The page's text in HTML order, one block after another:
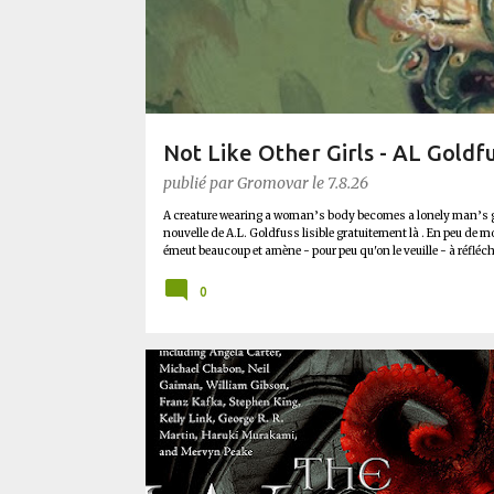
e
Not Like Other Girls - AL
publié parGromovarle 7.8.26
A creature wearing a woman’s body becomes a lonely
nouvelle de A.L. Goldfuss lisible gratuitement là . En peu de
émeut beaucoup et amène - pour peu qu'on le veuille - à
few, Night Shift (celui de Siouxsie, silly !) . Not Like Other
aussi variés que contradictoires et pousse à penser les
0
BLUFFANT FANTASTIQUE PLANÈTE SF THE